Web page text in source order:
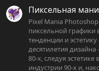
Пиксельная
Pixel Mania
пиксельной графики
тенденции и
десятилетия
80-х, следуя
индустрии 90-х и,